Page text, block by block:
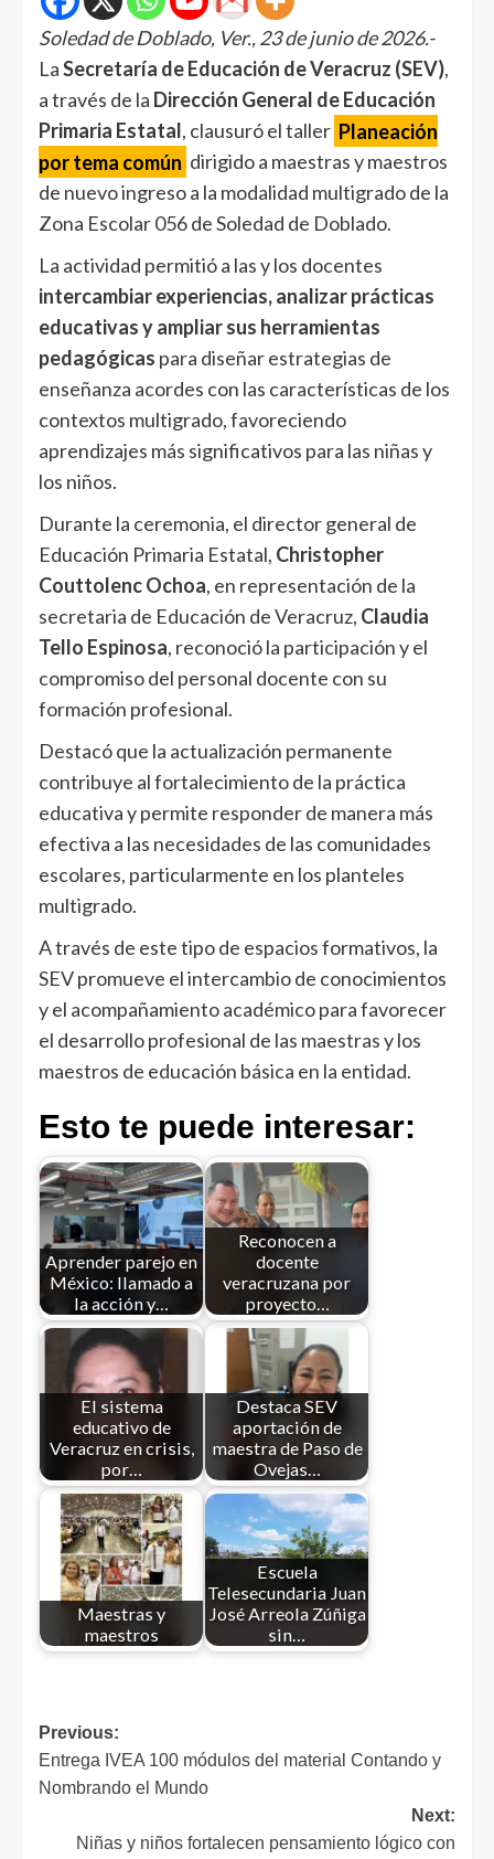
Soledad de Doblado, Ver., 23 de junio de 2026.-
LaSecretaría de Educación de Veracruz (SEV),
a través de la Dirección General de Educación
Primaria Estatal, clausuró el taller Planeación
por tema común dirigido a maestras y maestros
de nuevo ingreso a la modalidad multigrado de la
Zona Escolar 056 de Soledad de Doblado.
La actividad permitió a las y los docentes
intercambiar experiencias, analizar prácticas
educativas y ampliar sus herramientas
pedagógicas para diseñar estrategias de
enseñanza acordes con las características de los
contextos multigrado, favoreciendo
aprendizajes más significativos para las niñas y
los niños.
Durante la ceremonia, el director general de
Educación Primaria Estatal, Christopher
Couttolenc Ochoa, en representación de la
secretaria de Educación de Veracruz, Claudia
Tello Espinosa, reconoció la participación y el
compromiso del personal docente con su
formación profesional.
Destacó que la actualización permanente
contribuye al fortalecimiento de la práctica
educativa y permite responder de manera más
efectiva a las necesidades de las comunidades
escolares, particularmente en los planteles
multigrado.
A través de este tipo de espacios formativos, la
SEV promueve el intercambio de conocimientos
y el acompañamiento académico para favorecer
el desarrollo profesional de las maestras y los
maestros de educación básica en la entidad.
Esto te puede interesar:
Aprender parejo en
México: llamado a
la acción y…
Reconocen a
docente
veracruzana por
proyecto…
El sistema
educativo de
Veracruz en crisis,
por…
Destaca SEV
aportación de
maestra de Paso de
Ovejas…
Maestras y
maestros
Escuela
Telesecundaria Juan
José Arreola Zúñiga
sin…
Previous:
Entrega IVEA 100 módulos del material Contando y
Nombrando el Mundo
Next:
Niñas y niños fortalecen pensamiento lógico con